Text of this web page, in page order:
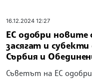
16.12.2024 12:27
ЕС одобри новите
засягат и
Сърбия и
Съветът на ЕС